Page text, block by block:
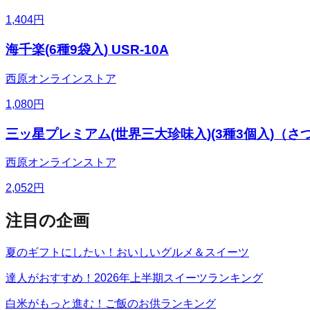
1,404円
海千楽(6種9袋入) USR-10A
西原オンラインストア
1,080円
三ッ星プレミアム(世界三大珍味入)(3種3個入)（さ
西原オンラインストア
2,052円
注目の企画
夏のギフトにしたい！おいしいグルメ＆スイーツ
達人がおすすめ！2026年上半期スイーツランキング
白米がもっと進む！ご飯のお供ランキング